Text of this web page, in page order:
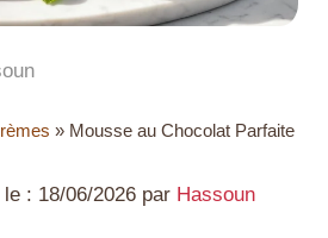
» Mousse au Chocolat Parfaite
: 18/06/2026 par Hassoun